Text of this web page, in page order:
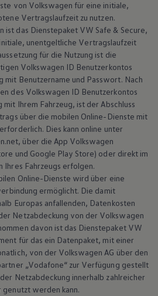
von Volkswagen für eine initiale,
Vertragslaufzeit zu nutzen.
ist das Dienstepaket VW Safe & Secure,
unentgeltliche Vertragslaufzeit
für die Nutzung ist die
Volkswagen ID Benutzerkontos
mit Benutzername und Passwort. Nach
des Volkswagen ID Benutzerkontos
mit Ihrem Fahrzeug, ist der Abschluss
über die mobilen Online-Dienste mit
Dies kann online unter
über die App Volkswagen
und Google Play Store) oder direkt im
Ihres Fahrzeugs erfolgen.
Online-Dienste wird über eine
ermöglicht. Die damit
Europas anfallenden, Datenkosten
Netzabdeckung von der Volkswagen
davon ist das Dienstepaket VW
für das ein Datenpaket, mit einer
von der Volkswagen AG über den
„Vodafone“ zur Verfügung gestellt
Netzabdeckung innerhalb zahlreicher
genutzt werden kann.